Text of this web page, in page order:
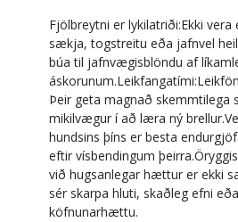
Fjölbreytni er lykilatriði:Ekki
sækja, togstreitu eða jafnvel
búa til jafnvægisblöndu af
Þeir geta magnað skemmtilega
mikilvægur í að læra ný
hundsins þíns er besta
eftir vísbendingum
við hugsanlegar hættur er ekki
sér skarpa hluti, skaðleg efni
köfnunarhættu.